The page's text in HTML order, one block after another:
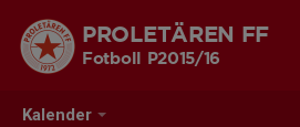
Kalender
PROLETÄREN FF
Fotboll P2015/16